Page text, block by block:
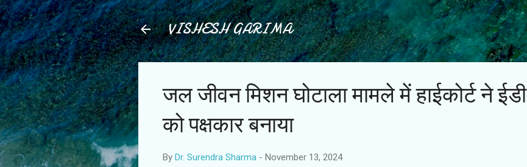
Skip to main content
VISHESH GARIMA
जल जीवन मिशन घोटाला मामले में हाईकोर्ट ने ईडी
को पक्षकार बनाया
By Dr. Surendra Sharma - November 13, 2024